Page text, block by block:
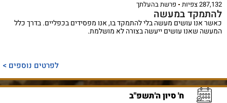
287,132 צפיות פרשת בהעלתך
להתמקד במעשה
כאשר אנו עושים מעשה בלי להתמקד בו, אנו מפסידים בכפליים. בדרך כלל
המעשה שאנו עושים ייעשה בצורה לא מושלמת.
לפרטים נוספים >
ח' סיון ה'תשפ"ב